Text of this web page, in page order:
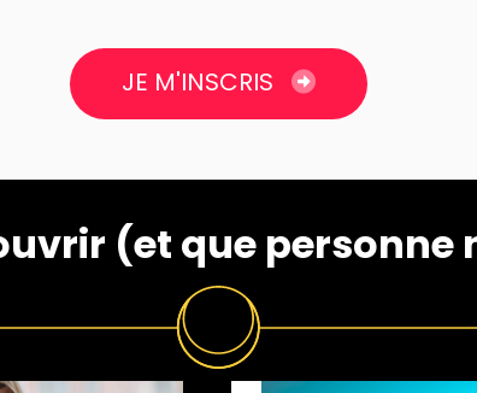
JE M'INSCRIS
(et que personne